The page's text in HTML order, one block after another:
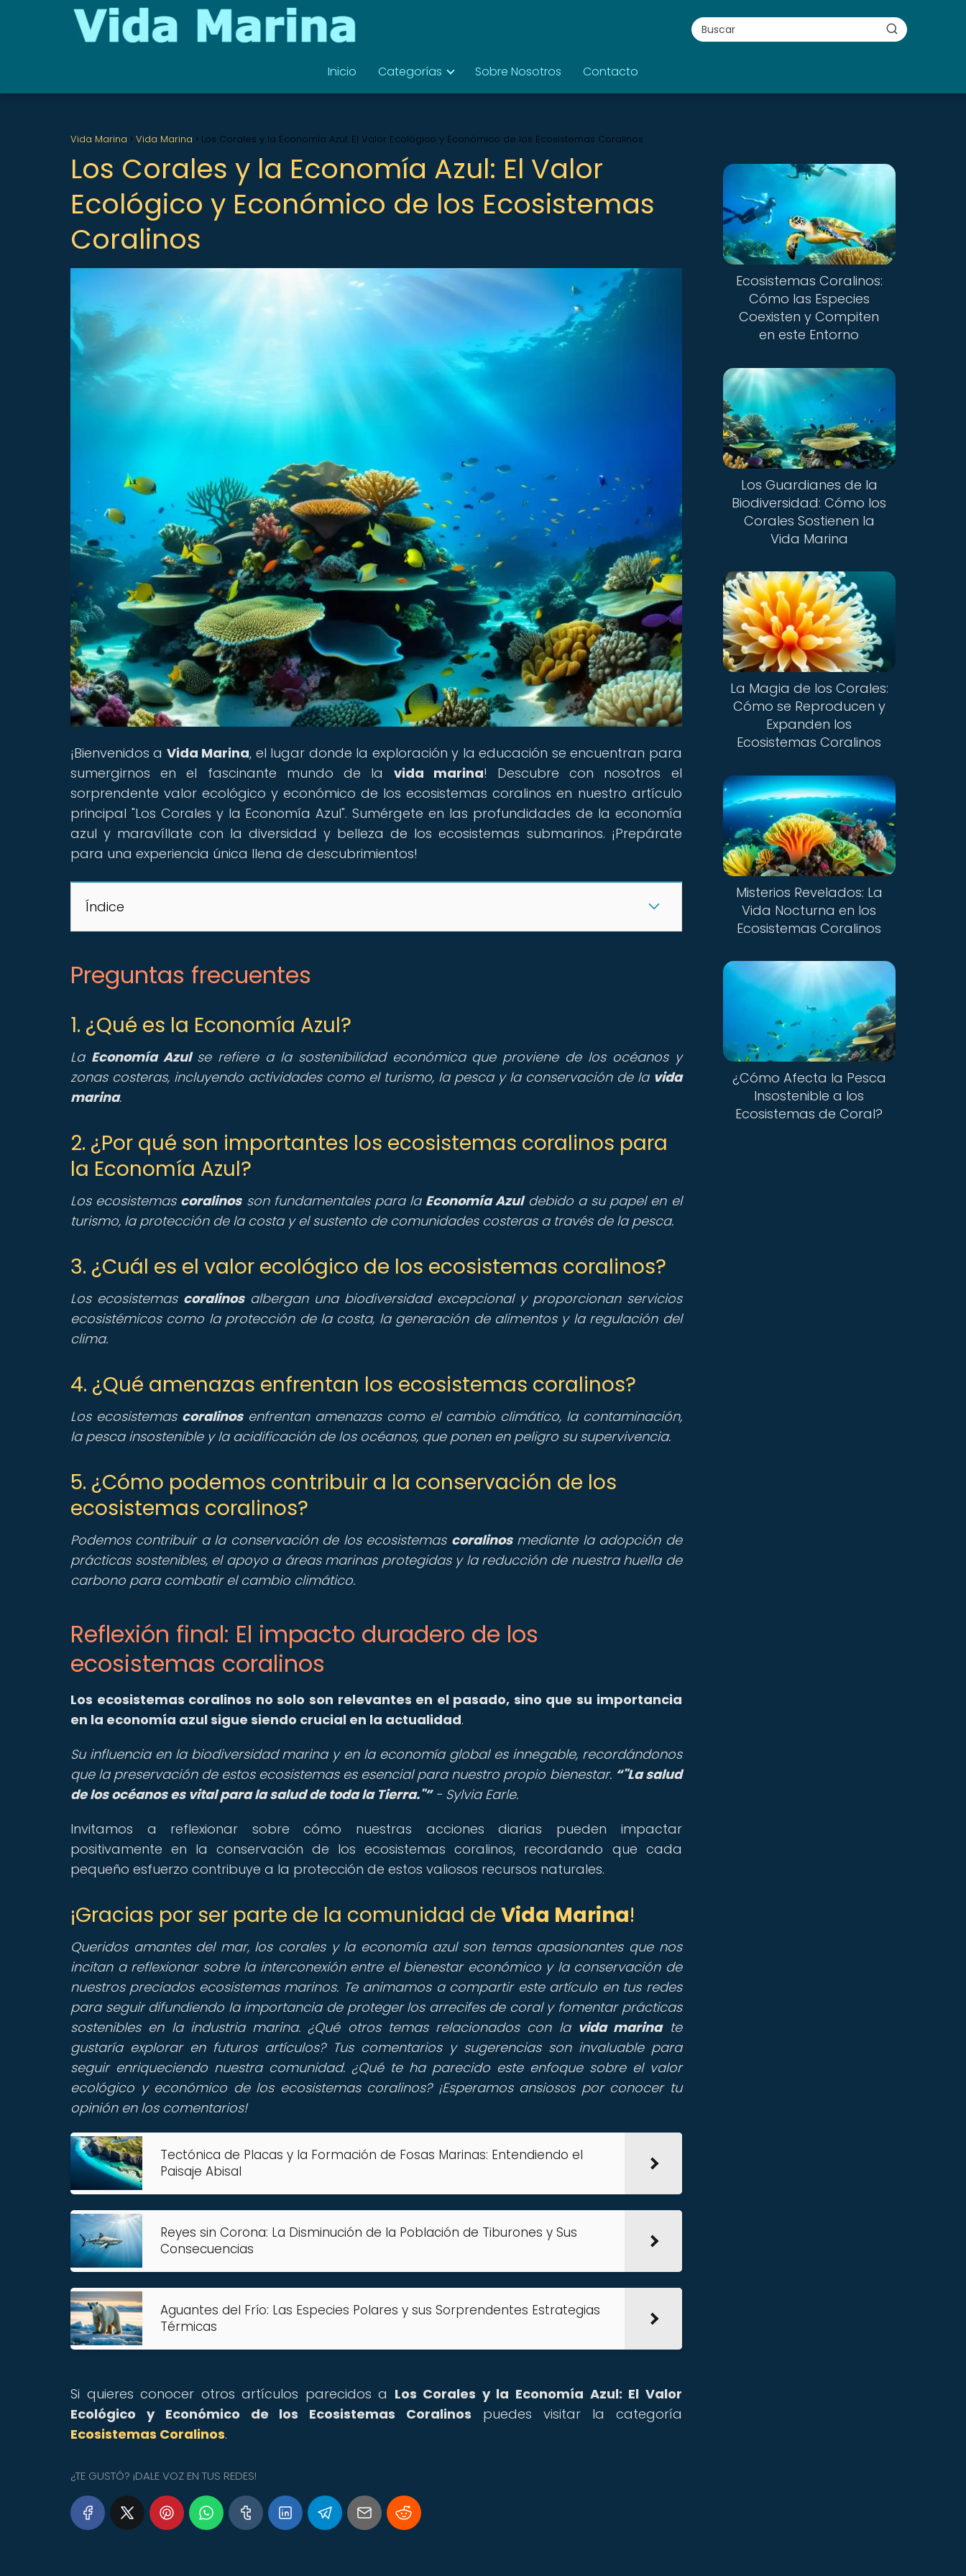
Inicio Categorías Sobre Nosotros Contacto
Vida Marina Vida Marina Los Corales y la Economía Azul: El Valor Ecológico y Económico de los Ecosistemas Coralinos
Los Corales y la Economía Azul: El Valor
Ecológico y Económico de los Ecosistemas
Coralinos
¡Bienvenidos a Vida Marina, el lugar donde la exploración y la educación se encuentran para
sumergirnos en el fascinante mundo de la vida marina! Descubre con nosotros el
sorprendente valor ecológico y económico de los ecosistemas coralinos en nuestro artículo
principal "Los Corales y la Economía Azul". Sumérgete en las profundidades de la economía
azul y maravíllate con la diversidad y belleza de los ecosistemas submarinos. ¡Prepárate
para una experiencia única llena de descubrimientos!
Índice
Preguntas frecuentes
1. ¿Qué es la Economía Azul?
La Economía Azulse refiere a la sostenibilidad económica que proviene de los océanos y
zonas costeras, incluyendo actividades como el turismo, la pesca y la conservación de la vida
marina.
2. ¿Por qué son importantes los ecosistemas coralinos para
la Economía Azul?
Los ecosistemas coralinosson fundamentales para la Economía Azuldebido a su papel en el
turismo, la protección de la costa y el sustento de comunidades costeras a través de la pesca.
3. ¿Cuál es el valor ecológico de los ecosistemas coralinos?
Los ecosistemas coralinosalbergan una biodiversidad excepcional y proporcionan servicios
ecosistémicos como la protección de la costa, la generación de alimentos y la regulación del
clima.
4. ¿Qué amenazas enfrentan los ecosistemas coralinos?
Los ecosistemas coralinosenfrentan amenazas como el cambio climático, la contaminación,
la pesca insostenible y la acidificación de los océanos, que ponen en peligro su supervivencia.
5. ¿Cómo podemos contribuir a la conservación de los
ecosistemas coralinos?
Podemos contribuir a la conservación de los ecosistemas coralinosmediante la adopción de
prácticas sostenibles, el apoyo a áreas marinas protegidas y la reducción de nuestra huella de
carbono para combatir el cambio climático.
Reflexión final: El impacto duradero de los
ecosistemas coralinos
Los ecosistemas coralinos no solo son relevantes en el pasado, sino que su importancia
en la economía azul sigue siendo crucial en la actualidad.
Su influencia en la biodiversidad marina y en la economía global es innegable, recordándonos
que la preservación de estos ecosistemas es esencial para nuestro propio bienestar. "La salud
de los océanos es vital para la salud de toda la Tierra." - Sylvia Earle.
Invitamos a reflexionar sobre cómo nuestras acciones diarias pueden impactar
positivamente en la conservación de los ecosistemas coralinos, recordando que cada
pequeño esfuerzo contribuye a la protección de estos valiosos recursos naturales.
¡Gracias por ser parte de la comunidad de Vida Marina!
Queridos amantes del mar, los corales y la economía azul son temas apasionantes que nos
incitan a reflexionar sobre la interconexión entre el bienestar económico y la conservación de
nuestros preciados ecosistemas marinos. Te animamos a compartir este artículo en tus redes
para seguir difundiendo la importancia de proteger los arrecifes de coral y fomentar prácticas
sostenibles en la industria marina. ¿Qué otros temas relacionados con la vida marinate
gustaría explorar en futuros artículos? Tus comentarios y sugerencias son invaluable para
seguir enriqueciendo nuestra comunidad. ¿Qué te ha parecido este enfoque sobre el valor
ecológico y económico de los ecosistemas coralinos? ¡Esperamos ansiosos por conocer tu
opinión en los comentarios!
Tectónica de Placas y la Formación de Fosas Marinas: Entendiendo el
Paisaje Abisal
Reyes sin Corona: La Disminución de la Población de Tiburones y Sus
Consecuencias
Aguantes del Frío: Las Especies Polares y sus Sorprendentes Estrategias
Térmicas
Si quieres conocer otros artículos parecidos a Los Corales y la Economía Azul: El Valor
Ecológico y Económico de los Ecosistemas Coralinos puedes visitar la categoría
Ecosistemas Coralinos.
¿TE GUSTÓ? ¡DALE VOZ EN TUS REDES!
Ecosistemas Coralinos:
Cómo las Especies
Coexisten y Compiten
en este Entorno
Los Guardianes de la
Biodiversidad: Cómo los
Corales Sostienen la
Vida Marina
La Magia de los Corales:
Cómo se Reproducen y
Expanden los
Ecosistemas Coralinos
Misterios Revelados: La
Vida Nocturna en los
Ecosistemas Coralinos
¿Cómo Afecta la Pesca
Insostenible a los
Ecosistemas de Coral?